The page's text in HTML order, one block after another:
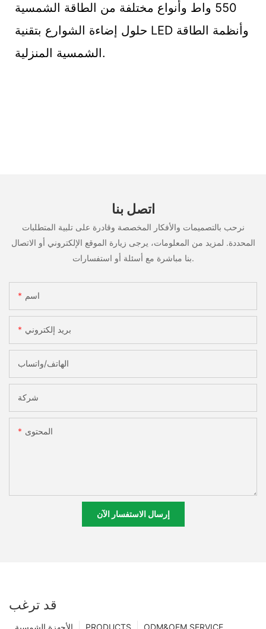
550 واط وأنواع مختلفة من الطاقة الشمسية
حلول إضاءة الشوارع بتقنية LED وأنظمة الطاقة
الشمسية المنزلية.
اتصل بنا
نرحب بالتصميمات والأفكار المخصصة وقادرة على تلبية المتطلبات
المحددة. لمزيد من المعلومات، يرجى زيارة الموقع الإلكتروني أو الاتصال
بنا مباشرة مع أسئلة أو استفسارات.
اسم
بريد إلكتروني
الهاتف/واتساب
شركة
المحتوى
إرسال الاستفسار الآن
قد ترغب
ODM&OEM SERVICE
PRODUCTS الأجهزة الشمسية